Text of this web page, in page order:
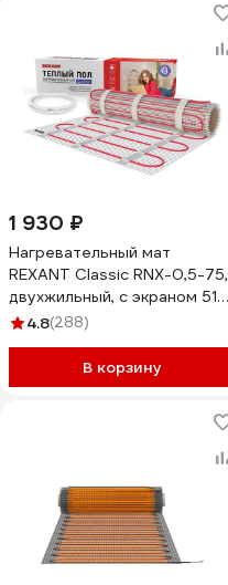
1 930 ₽
Нагревательный мат
REXANT Classic RNX-0,5-75,
двухжильный, с экраном 51-
0501-2
4.8(288)
В корзину